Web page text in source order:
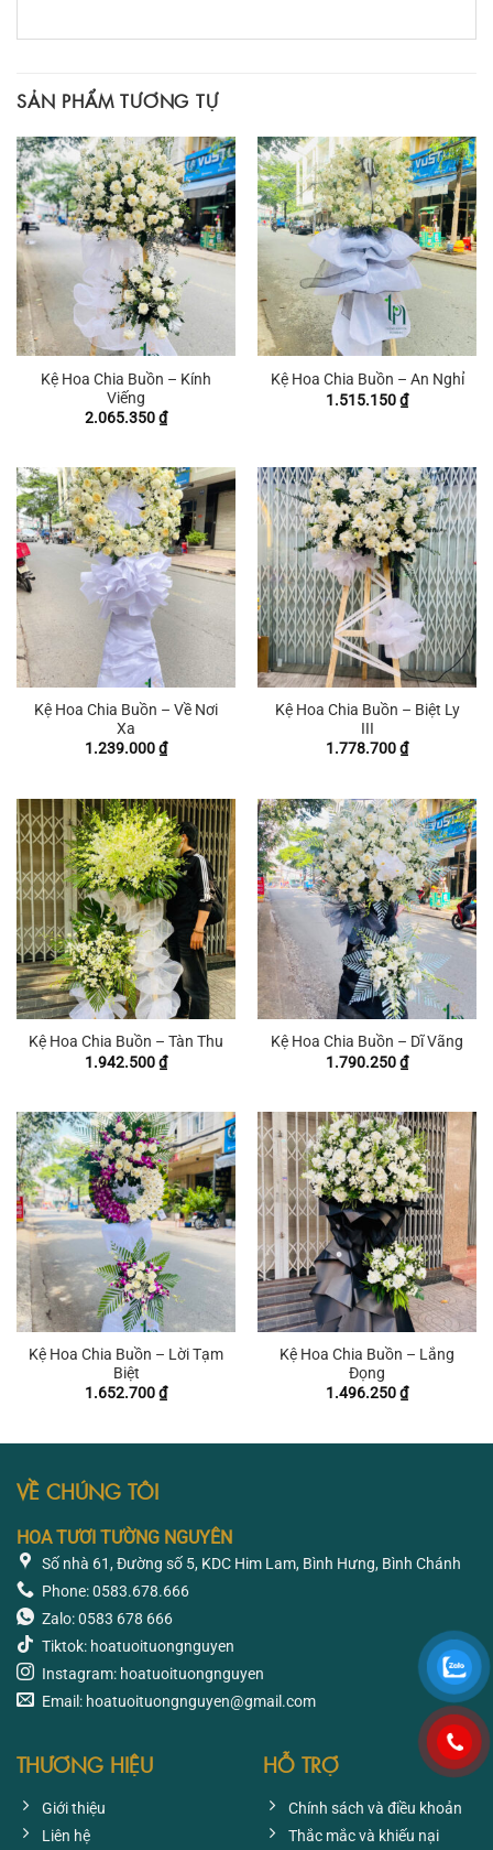
SẢN PHẨM TƯƠNG TỰ
Kệ Hoa Chia Buồn – Kính
Viếng
2.065.350₫
Kệ Hoa Chia Buồn – An Nghỉ
1.515.150₫
Kệ Hoa Chia Buồn – Về Nơi
Xa
1.239.000₫
Kệ Hoa Chia Buồn – Biệt Ly
III
1.778.700₫
Kệ Hoa Chia Buồn – Tàn Thu
1.942.500₫
Kệ Hoa Chia Buồn – Dĩ Vãng
1.790.250₫
Kệ Hoa Chia Buồn – Lời Tạm
Biệt
1.652.700₫
Kệ Hoa Chia Buồn – Lắng
Đọng
1.496.250₫
VỀ CHÚNG TÔI
HOA TƯƠI TƯỜNG NGUYÊN
Số nhà 61, Đường số 5, KDC Him Lam, Bình Hưng, Bình Chánh
Phone: 0583.678.666
Zalo: 0583 678 666
Tiktok: hoatuoituongnguyen
Instagram: hoatuoituongnguyen
Email: hoatuoituongnguyen@gmail.com
THƯƠNG HIỆU
Giới thiệu
Liên hệ
HỖ TRỢ
Chính sách và điều khoản
Thắc mắc và khiếu nại